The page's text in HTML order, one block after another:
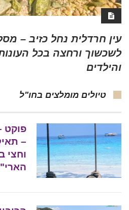
עין חרדלית נחל כזיב –
לשכשוך ורחצה בכל
והילדים
טיולים מומלצים בחו"ל
פוקט
–
הארי" 2026